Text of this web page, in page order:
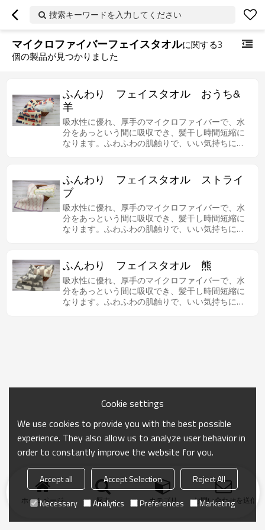
捜索キーワードを入力してください
マイクロファイバーフェイスタオルに関する3
個の製品が見つかりました
ふんわり フェイスタオル おうち&
羊
吸水性に優れ、厚手のマイクロファイバーで、水
分をあっという間に吸収でき、髪干し時間短縮に
なります。ふわふわの肌触りで、いい気持ちにな
ふんわり フェイスタオル ストライ
ブ
吸水性に優れ、厚手のマイクロファイバーで、水
分をあっという間に吸収でき、髪干し時間短縮に
なります。ふわふわの肌触りで、いい気持ちにな
ふんわり フェイスタオル 熊
吸水性に優れ、厚手のマイクロファイバーで、水
分をあっという間に吸収でき、髪干し時間短縮に
なります。ふわふわの肌触りで、いい気持ちにな
ホームページ 探す カテゴリ お問い合わせを送信
Cookie settings
We use cookies to provide you with the best possible
experience. They also allow us to analyze user behavior in
order to constantly improve the website for you.
Accept all Accept Selection
Reject All
Necessary
Analytics Preferences Marketing